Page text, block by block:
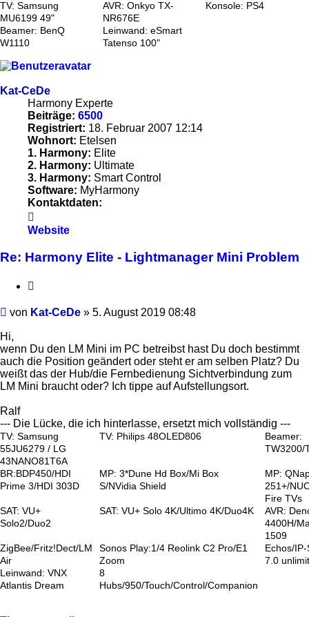
TV: Samsung
MU6199 49"
AVR: Onkyo TX-
NR676E
Konsole: PS4
Beamer: BenQ
W1110
Leinwand: eSmart
Tatenso 100"
Kat-CeDe
Harmony Experte
Beiträge: 6500
Registriert: 18. Februar 2007 12:14
Wohnort: Etelsen
1. Harmony: Elite
2. Harmony: Ultimate
3. Harmony: Smart Control
Software: MyHarmony
Kontaktdaten:
von
CeDe
Website
Re: Harmony Elite - Lightmanager Mini Problem
Beitrag
von Kat-CeDe » 5. August 2019 08:48
Hi,
wenn Du den LM Mini im PC betreibst hast Du doch bestimmt
auch die Position geändert oder steht er am selben Platz? Du
weißt das der Hub/die Fernbedienung Sichtverbindung zum
LM Mini braucht oder? Ich tippe auf Aufstellungsort.
Ralf
--- Die Lücke, die ich hinterlasse, ersetzt mich vollständig ---
TV: Samsung
55JU6279 / LG
43NANO81T6A
TV: Philips 48OLED806
Beamer:
TW3200/
BR:BDP450/HDI
Prime 3/HDI 303D
MP: 3*Dune Hd Box/Mi Box
S/NVidia Shield
MP:
251+/
Fire TVs
SAT: VU+
Solo2/Duo2
SAT: VU+ Solo 4K/Ultimo 4K/Duo4K
AVR:
4400H/
1509
ZigBee/Fritz!Dect/LM
Air
Sonos Play:1/4 Reolink C2 Pro/E1
Zoom
Echos/
7.0
Leinwand: VNX
Atlantis Dream
8
Hubs/950/Touch/Control/Companion